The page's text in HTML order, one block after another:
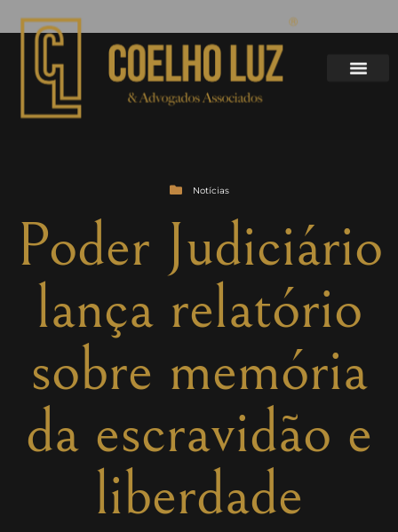
Notícias
Poder Judiciário
lança relatório
sobre memória
da escravidão e
liberdade